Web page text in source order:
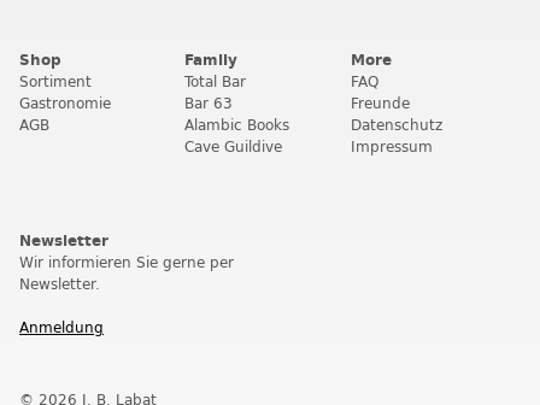
Shop
Sortiment
Gastronomie
AGB
Family
Total Bar
Bar 63
Alambic Books
Cave Guildive
More
FAQ
Freunde
Datenschutz
Impressum
Newsletter
Wir informieren Sie gerne per
Newsletter.
Anmeldung
© 2026 J. B. Labat